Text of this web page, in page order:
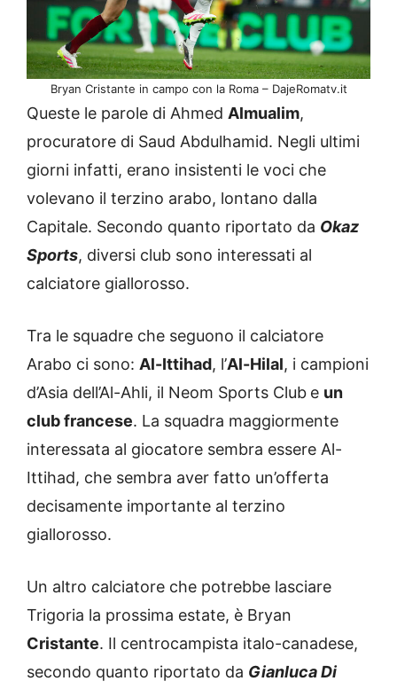
Bryan Cristante in campo con la Roma – DajeRomatv.it
Queste le parole di Ahmed Almualim,
procuratore di Saud Abdulhamid. Negli ultimi
giorni infatti, erano insistenti le voci che
volevano il terzino arabo, lontano dalla
Capitale. Secondo quanto riportato da Okaz
Sports, diversi club sono interessati al
calciatore giallorosso.
Tra le squadre che seguono il calciatore
Arabo ci sono: Al-Ittihad, l’Al-Hilal, i campioni
d’Asia dell’Al-Ahli, il Neom Sports Club e un
club francese. La squadra maggiormente
interessata al giocatore sembra essere Al-
Ittihad, che sembra aver fatto un’offerta
decisamente importante al terzino
giallorosso.
Un altro calciatore che potrebbe lasciare
Trigoria la prossima estate, è Bryan
Cristante. Il centrocampista italo-canadese,
secondo quanto riportato da Gianluca Di